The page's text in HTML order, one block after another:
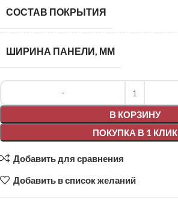
СОСТАВ ПОКРЫТИЯ
ШИРИНА ПАНЕЛИ, ММ
В КОРЗИНУ
ПОКУПКА В 1 КЛИК
Alternative:
Добавить для сравнения
Добавить в список желаний